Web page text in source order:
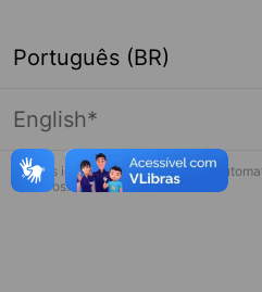
Página
Desculpe, algo deu
Português (BR)
English*
* Esses idiomas serão traduzidos
terceiros.